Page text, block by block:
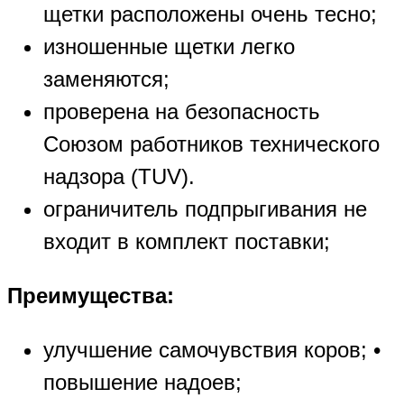
щетки расположены очень тесно;
изношенные щетки легко
заменяются;
проверена на безопасность
Союзом работников технического
надзора (TUV).
ограничитель подпрыгивания не
входит в комплект поставки;
Преимущества:
улучшение самочувствия коров; •
повышение надоев;